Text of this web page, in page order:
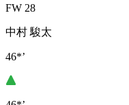
FW 28
中村 駿太
46*’